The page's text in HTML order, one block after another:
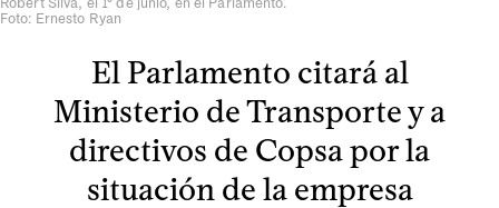
Foto: Ernesto Ryan
El Parlamento citará al
Ministerio de Transporte y a
directivos de Copsa por la
situación de la empresa